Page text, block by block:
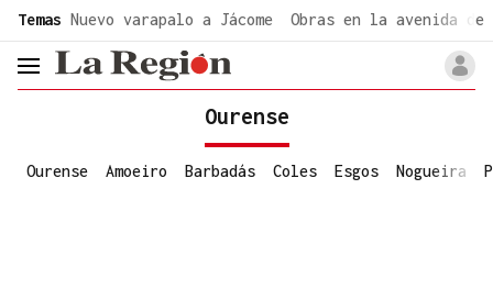
Temas Nuevo varapalo a Jácome Obras en la avenida de
header.menu.open
Ourense
Ourense Amoeiro Barbadás Coles Esgos Nogueira